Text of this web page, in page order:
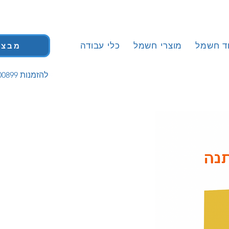
| 058-5200899 להזמנות
כלי עבודה מוצרי חשמל חשמל